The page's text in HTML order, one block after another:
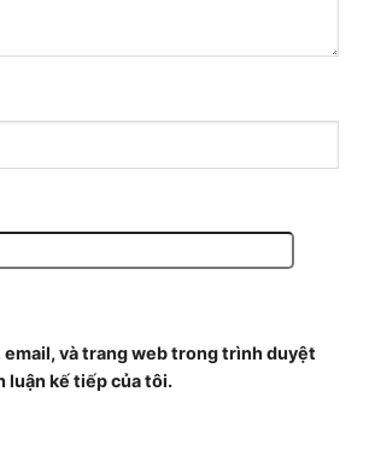
email, và trang web trong trình duyệt
luận kế tiếp của tôi.